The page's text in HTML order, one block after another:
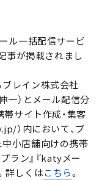
ル一括配信サービ
事が掲載されまし
レイン株式会社
一）とメール配信分
サイト作成・集客
）内において、ブ
小店舗向けの携帯
ラン』『katyメー
詳しくはこちら。